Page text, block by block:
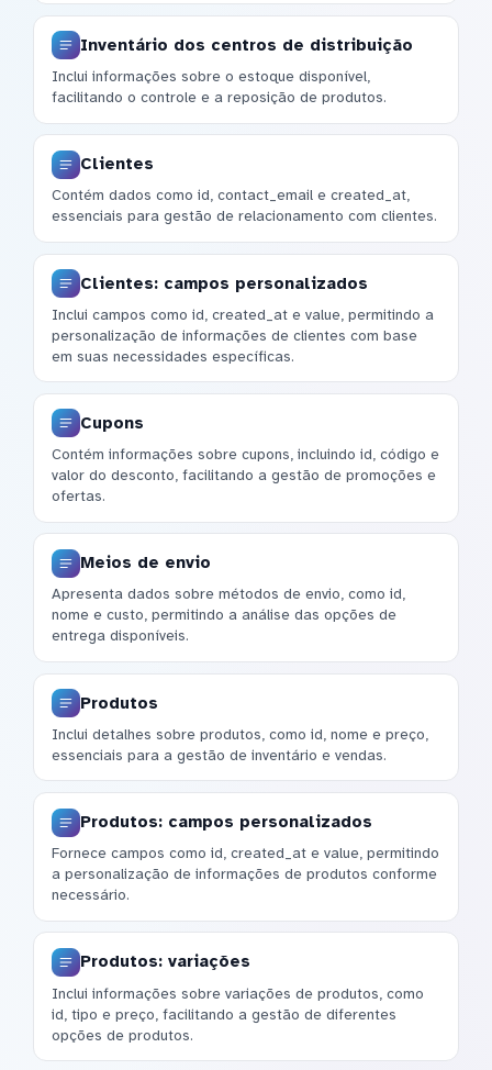
Inventário dos centros de distribuição
Inclui informações sobre o estoque disponível,
facilitando o controle e a reposição de produtos.
Clientes
Contém dados como id, contact_email e created_at,
essenciais para gestão de relacionamento com clientes.
Clientes: campos personalizados
Inclui campos como id, created_at e value, permitindo a
personalização de informações de clientes com base
em suas necessidades específicas.
Cupons
Contém informações sobre cupons, incluindo id, código e
valor do desconto, facilitando a gestão de promoções e
ofertas.
Meios de envio
Apresenta dados sobre métodos de envio, como id,
nome e custo, permitindo a análise das opções de
entrega disponíveis.
Produtos
Inclui detalhes sobre produtos, como id, nome e preço,
essenciais para a gestão de inventário e vendas.
Produtos: campos personalizados
Fornece campos como id, created_at e value, permitindo
a personalização de informações de produtos conforme
necessário.
Produtos: variações
Inclui informações sobre variações de produtos, como
id, tipo e preço, facilitando a gestão de diferentes
opções de produtos.